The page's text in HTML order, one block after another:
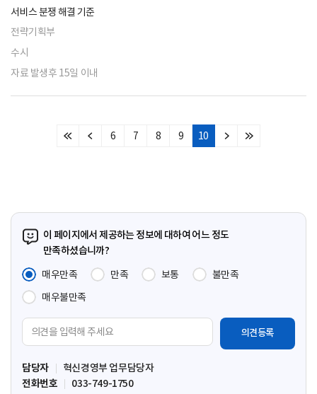
서비스 분쟁 해결 기준
전략기획부
수시
자료 발생후 15일 이내
처
이
6 7 8 9 10
다
마
이 페이지에서 제공하는 정보에 대하여 어느 정도
만족하셨습니까?
매우만족
만족 보통
불만족
매우불만족
견
입
력
담당자
혁신경영부 업무담당자
전화번호
033-749-1750